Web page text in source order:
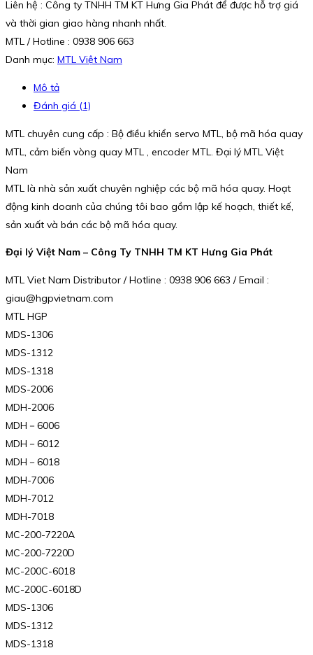
Liên hệ : Công ty TNHH TM KT Hưng Gia Phát để được hỗ trợ giá
và thời gian giao hàng nhanh nhất.
MTL / Hotline : 0938 906 663
Danh mục: MTL Việt Nam
Mô tả
Đánh giá (1)
MTL chuyên cung cấp : Bộ điều khiển servo MTL, bộ mã hóa quay
MTL, cảm biến vòng quay MTL , encoder MTL. Đại lý MTL Việt
Nam
MTL là nhà sản xuất chuyên nghiệp các bộ mã hóa quay. Hoạt
động kinh doanh của chúng tôi bao gồm lập kế hoạch, thiết kế,
sản xuất và bán các bộ mã hóa quay.
Đại lý Việt Nam – Công Ty TNHH TM KT Hưng Gia Phát
MTL Viet Nam Distributor / Hotline : 0938 906 663 / Email :
giau@hgpvietnam.com
MTL HGP
MDS-1306
MDS-1312
MDS-1318
MDS-2006
MDH-2006
MDH－6006
MDH－6012
MDH－6018
MDH-7006
MDH-7012
MDH-7018
MC-200-7220A
MC-200-7220D
MC-200C-6018
MC-200C-6018D
MDS-1306
MDS-1312
MDS-1318